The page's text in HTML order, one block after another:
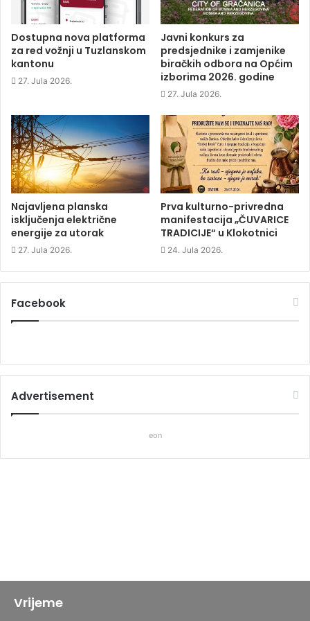
o
k
(
O
p
e
n
s
i
n
n
i
n
d
o
w
)
r
(
O
e
n
s
i
n
e
n
d
o
w
)
n
O
p
e
n
i
d
o
w
)
w
i
n
d
Dostupna nova platforma
za red vožnji u Tuzlanskom
kantonu
27. Jula 2026.
Javni konkurs za
predsjednike i zamjenike
biračkih odbora na Općim
izborima 2026. godine
27. Jula 2026.
Najavljena planska
isključenja električne
energije za utorak
27. Jula 2026.
Prva kulturno-privredna
manifestacija „ČUVARICE
TRADICIJE“ u Klokotnici
24. Jula 2026.
Facebook
Advertisement
eon
Vrijeme